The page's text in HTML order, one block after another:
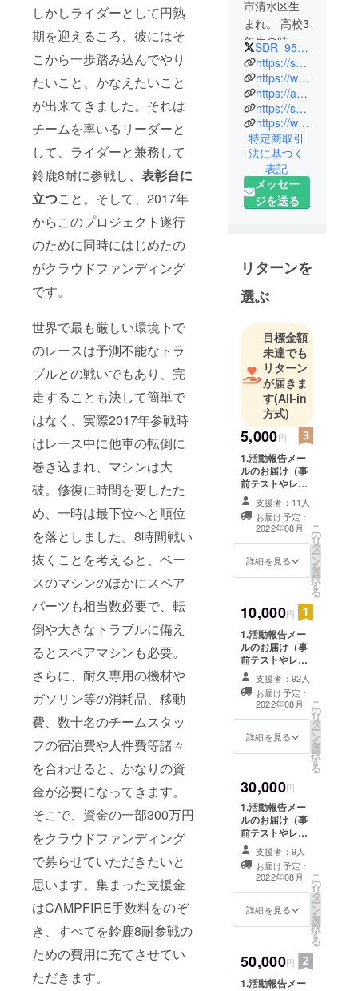
しかしライダーとして円熟
期を迎えるころ、彼にはそ
こから一歩踏み込んでやり
たいこと、かなえたいこと
が出来てきました。それは
チームを率いるリーダーと
して、ライダーと兼務して
鈴鹿8耐に参戦し、 表彰台に
立つこと。そして、2017年
からこのプロジェクト遂行
のために同時にはじめたの
がクラウドファンディング
です。
世界で最も厳しい環境下で
のレースは予測不能なトラ
ブルとの戦いでもあり、完
走することも決して簡単で
はなく、実際2017年参戦時
はレース中に他車の転倒に
巻き込まれ、マシンは大
破。修復に時間を要したた
め、一時は最下位へと順位
を落としました。8時間戦い
抜くことを考えると、ベー
スのマシンのほかにスペア
パーツも相当数必要で、転
倒や大きなトラブルに備え
るとスペアマシンも必要。
さらに、耐久専用の機材や
ガソリン等の消耗品、移動
費、数十名のチームスタッ
フの宿泊費や人件費等諸々
を合わせると、かなりの資
金が必要になってきます。
そこで、資金の一部300万円
をクラウドファンディング
で募らせていただきたいと
思います。集まった支援金
はCAMPFIRE手数料をのぞ
き、すべてを鈴鹿8耐参戦の
ための費用に充てさせてい
ただきます。
市清水区生
まれ。 高校3
年生の時
オートバイ
レースと出
会い、1995
年ミニバイ
クレースに
初参戦。以
来GP125、
ST600、J-
GP2と着実
地元の活性
化とスポー
ツ振興を目
的として
「エスパル
スドリーム
レーシン
グ」を立ち
上げた。
オーナーと
してチーム
運営を行い
ながら、選
手として国
内最高峰の
ス選手権で
の幅を広げ
るため株式
会社エスス
ポーツを設
立したのは
2016年。年
に一度行わ
の祭典「鈴
ロードレー
ス」参戦等
20年以上に
渡ってレー
ス活動を続
けていた
が、自らは
2025年シー
退く。
SDR_95official
https://s-sports.co.jp/
https://www.facebook.com/S-Sports-Co-Ltd-100297101754552
https://ameblo.jp/oga95/
https://s-drt.com/
https://www.facebook.com/hideyuki.ogata.12
特定商取引
法に基づく
表記
メッセー
ジを送る
リターンを
選ぶ
目標金額
未達でも
リターン
が届きま
す(All-in
方式)
5,000円
1.活動報告メー
ルのお届け（事
前テストやレー
スの経過報告
等、随時お届け
します） 2.S-
PULSE DREAM
RACINGオリジ
ナルステッカー
支援者：11人
お届け予定：
2022年08月
詳細を見る
こ
の
リ
タ
ー
ン
を
選
択
す
る
10,000円
1.活動報告メー
ルのお届け（事
前テストやレー
スの経過報告
等、随時お届け
します） 2.S-
PULSE DREAM
RACINGオリジ
ナルステッカー
DREAM
RACING8耐ス
タッフTシャツ
2022ver.（ドラ
イメッシュ素
材）
支援者：92人
お届け予定：
2022年08月
詳細を見る
こ
の
リ
タ
ー
ン
を
選
択
す
る
30,000円
1.活動報告メー
ルのお届け（事
前テストやレー
スの経過報告
等、随時お届け
します） 2.S-
PULSE DREAM
RACINGオリジ
ナルステッカー
DREAM
RACING8耐ス
タッフTシャツ
支援者：9人
お届け予定：
2022年08月
詳細を見る
こ
の
リ
タ
ー
ン
を
選
択
す
る
50,000円
1.活動報告メー